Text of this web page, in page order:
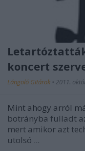
koncert
Lángoló Gitárok • 2011.
Mint ahogy arról
botrányba fulladt
mert amikor azt
utolsó ...